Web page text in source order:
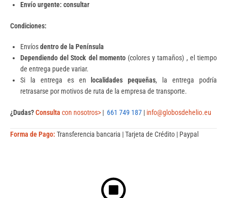
Envío urgente: consultar
Condiciones:
Envíosdentro de la Península
Dependiendo del Stock del momento (colores y tamaños) , el tiempo
de entrega puede variar.
Si la entrega es en
localidades pequeñas, la entrega podría
retrasarse por motivos de ruta de la empresa de transporte.
¿Dudas?Consulta con nosotros> | 661 749 187 | info@globosdehelio.eu
Forma de Pago: Transferencia bancaria | Tarjeta de Crédito | Paypal